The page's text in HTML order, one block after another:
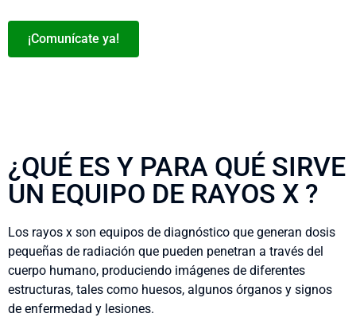
¡Comunícate ya!
¿QUÉ ES Y PARA QUÉ SIRVE
UN EQUIPO DE RAYOS X ?
Los rayos x son equipos de diagnóstico que generan dosis
pequeñas de radiación que pueden penetran a través del
cuerpo humano, produciendo imágenes de diferentes
estructuras, tales como huesos, algunos órganos y signos
de enfermedad y lesiones.